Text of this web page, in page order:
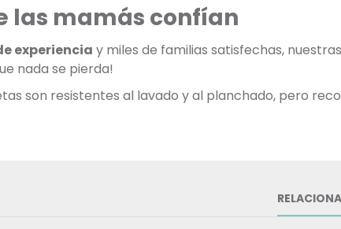
las mamás confían
experiencia y miles de familias satisfechas,
nada se pierda!
son resistentes al lavado y al planchado, pero